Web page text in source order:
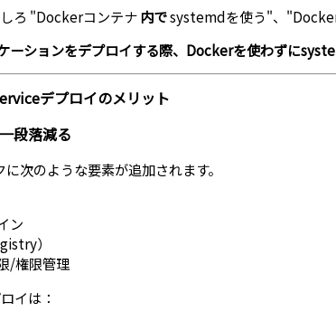
ろ "Dockerコンテナ内でsystemdを使う"、"Docker
ーションをデプロイする際、Dockerを使わずに
デプロイのメリット
段落減る
次のような要素が追加されます。
ン
）
/権限管理
イは：